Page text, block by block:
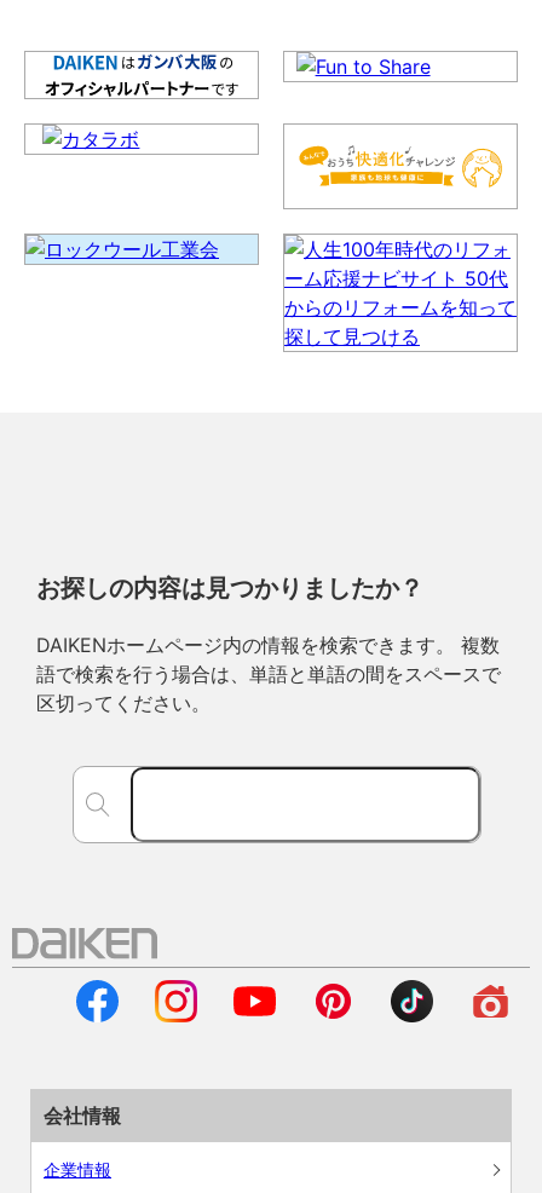
お探しの内容は見つかりましたか？
DAIKENホームページ内の情報を検索できます。 複数
語で検索を行う場合は、単語と単語の間をスペースで
区切ってください。
会社情報
企業情報